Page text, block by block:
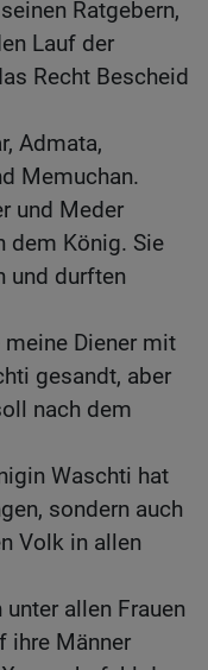
Ratgebern,
Lauf der
Recht Bescheid
Admata,
Memuchan.
und Meder
dem König. Sie
und durften
meine Diener mit
gesandt, aber
nach dem
Waschti hat
sondern auch
Volk in allen
allen Frauen
ihre Männer